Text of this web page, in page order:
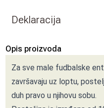
Deklaracija
Opis proizvoda
Za sve male fudbalske
završavaju uz loptu,
duh pravo u njihovu sobu.